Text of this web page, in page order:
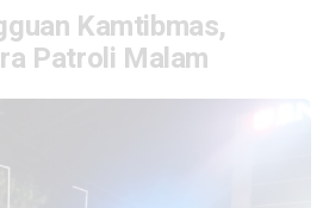
Kamtibmas,
Patroli Malam